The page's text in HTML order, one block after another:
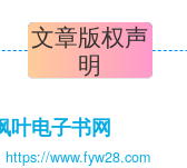
文章版权声
明
叶电子书网
https://www.fyw28.com